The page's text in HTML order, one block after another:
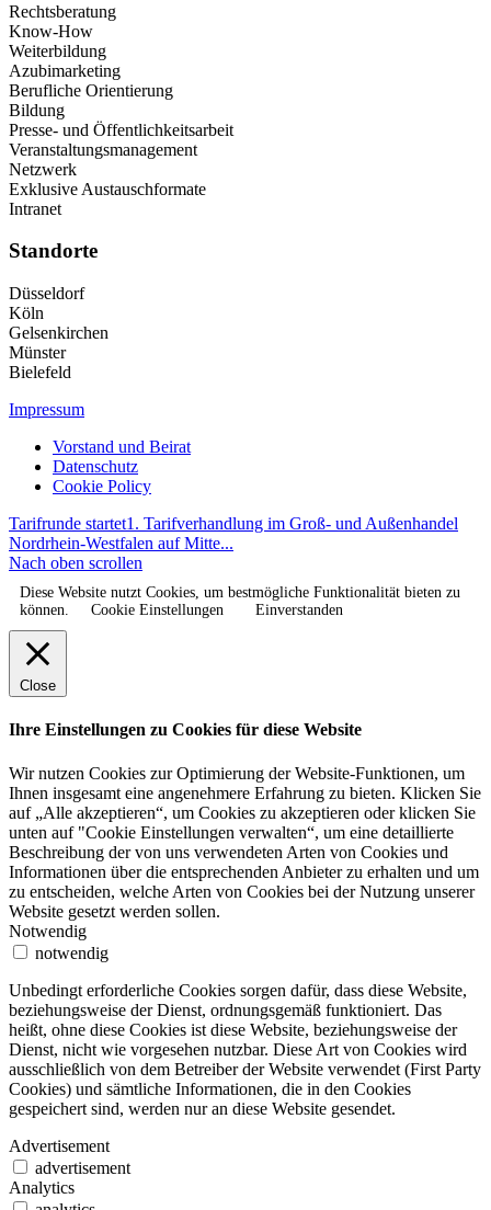
Rechtsberatung
Know-How
Weiterbildung
Azubimarketing
Berufliche Orientierung
Bildung
Presse- und Öffentlichkeitsarbeit
Veranstaltungsmanagement
Netzwerk
Exklusive Austauschformate
Intranet
Standorte
Düsseldorf
Köln
Gelsenkirchen
Münster
Bielefeld
Impressum
Vorstand und Beirat
Datenschutz
Cookie Policy
Tarifrunde startet1. Tarifverhandlung im Groß- und Außenhandel
Nordrhein-Westfalen auf Mitte...
Nach oben scrollen
Diese Website nutzt Cookies, um bestmögliche Funktionalität bieten zu
können.
Cookie Einstellungen Einverstanden
Close
Ihre Einstellungen zu Cookies für diese Website
Wir nutzen Cookies zur Optimierung der Website-Funktionen, um
Ihnen insgesamt eine angenehmere Erfahrung zu bieten. Klicken Sie
auf „Alle akzeptieren“, um Cookies zu akzeptieren oder klicken Sie
unten auf "Cookie Einstellungen verwalten“, um eine detaillierte
Beschreibung der von uns verwendeten Arten von Cookies und
Informationen über die entsprechenden Anbieter zu erhalten und um
zu entscheiden, welche Arten von Cookies bei der Nutzung unserer
Website gesetzt werden sollen.
Notwendig
notwendig
Unbedingt erforderliche Cookies sorgen dafür, dass diese Website,
beziehungsweise der Dienst, ordnungsgemäß funktioniert. Das
heißt, ohne diese Cookies ist diese Website, beziehungsweise der
Dienst, nicht wie vorgesehen nutzbar. Diese Art von Cookies wird
ausschließlich von dem Betreiber der Website verwendet (First Party
Cookies) und sämtliche Informationen, die in den Cookies
gespeichert sind, werden nur an diese Website gesendet.
Advertisement
advertisement
Analytics